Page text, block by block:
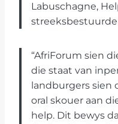
Labuschagne,
“AfriForum sien
die staat van
landburgers sien
oral skouer aan
help. Dit bewys